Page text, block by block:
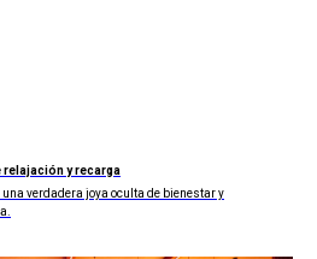
relajación y recarga
verdadera joya oculta de bienestar y